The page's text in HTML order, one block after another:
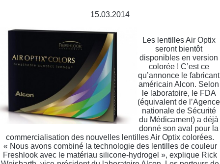
15.03.2014
Les lentilles Air Optix
seront bientôt
disponibles en version
colorée ! C’est ce
qu’annonce le fabricant
américain Alcon. Selon
le laboratoire, le FDA
(équivalent de l’Agence
nationale de Sécurité
du Médicament) a déjà
donné son aval pour la
commercialisation des nouvelles lentilles Air Optix colorées.
« Nous avons combiné la technologie des lentilles de couleur
Freshlook avec le matériau silicone-hydrogel », explique Rick